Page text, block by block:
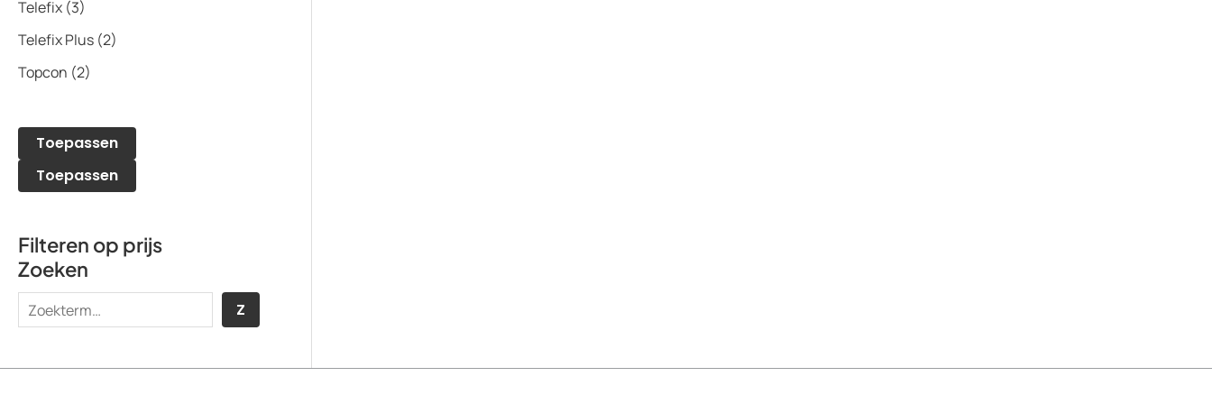
Telefix (3)
Telefix Plus (2)
Topcon (2)
Toepassen
Toepassen
Filteren op prijs
Zoeken
e
Z